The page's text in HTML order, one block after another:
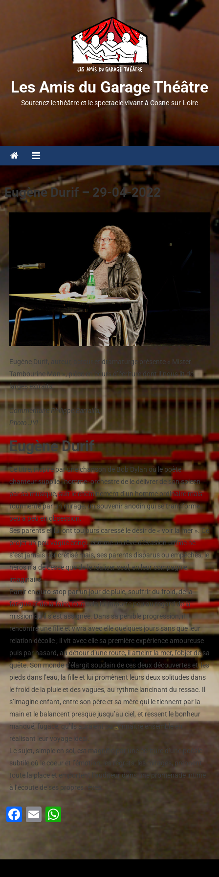
Les Amis du Garage Théâtre
Soutenez le théâtre et le spectacle vivant à Cosne-sur-Loire
Eugène Durif – 29-04-2022
Eugène Durif, auteur, acteur et dramaturge présente « Mister
Tambourine Man », pièce en cours d’écriture dont il nous lit de
larges extraits.
Commentaire Philippe Barrailla,
Photo JYL.
Eugène Durif
Ce titre, inspiré par une chanson de Bob Dylan où le poète
chanteur supplie l’homme- orchestre de le délivrer de son spleen
par sa musique, suit le cheminement d’un homme ordinaire mais
tourmenté par un mirage, un souvenir anodin qui se transforme
peu à peu en obsession.
Ses parents et lui ont toujours caressé le désir de « voir la mer ». Ce
projet un peu vague conçu comme un rêve d’évasion ultime ne
s’est jamais concrétisé mais, ses parents disparus ou empêchés, le
héros n’a de cesse que de le réaliser seul, en leur compagnie
imaginaire.
Partir en auto-stop par un jour de pluie, souffrir du froid, de la
fatigue et de la faim, tout cela lui importe peu au regard de la
mission qu’il s’est assignée. Dans sa pénible progression, il
rencontre une fille et vivra avec elle quelques jours sans que leur
relation décolle ; il vit avec elle sa première expérience amoureuse
puis par hasard, au détour d’une route, il atteint la mer, l’objet de sa
quête. Son monde s’élargit soudain de ces deux découvertes et, les
pieds dans l’eau, la fille et lui promènent leurs deux solitudes dans
le froid de la pluie et des vagues, au rythme lancinant du ressac. Il
s’imagine enfant, entre son père et sa mère qui le tiennent par la
main et le balancent presque jusqu’au ciel, et ressent le bonheur
manqué, fugace, qu’ils auraient pu connaître ensemble en
réalisant leur voyage idéal.
Le sujet, simple en soi, est magnifié par une écriture d’une poésie
subtile où le coeur et l’émotion, les regrets, les mirages, prennent
toute la place et emportent l’auditeur dans une promenade intime
à l’écoute de ses propres rêves.
Facebook
EmailWhatsApp